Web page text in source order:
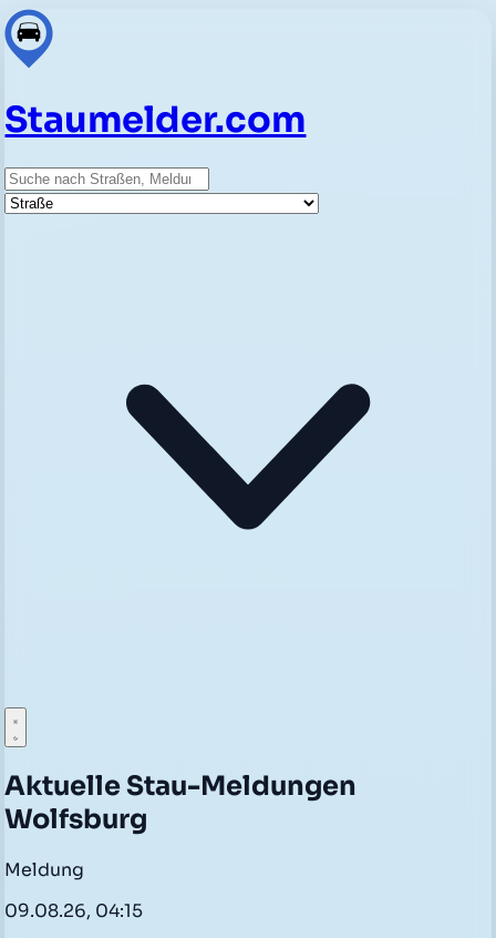
Staumelder.com
Suche
Straße
Aktuelle Stau-Meldungen
Wolfsburg
Meldung
09.08.26, 04:15